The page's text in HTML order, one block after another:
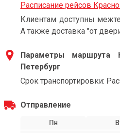
Расписание рейсов
Клиентам доступны
А также доставка "от
Параметры маршрута
Петербург
Срок транспортировки:
Отправление
Пн